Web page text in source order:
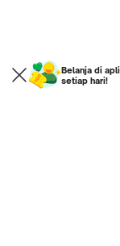
Belanja di
setiap hari!